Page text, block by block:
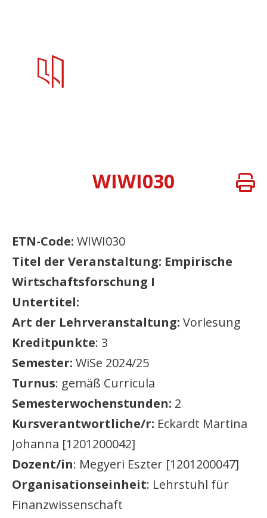
WIWI030
ETN-Code: WIWI030
Titel der Veranstaltung: Empirische
Wirtschaftsforschung I
Untertitel:
Art der Lehrveranstaltung: Vorlesung
Kreditpunkte: 3
Semester: WiSe 2024/25
Turnus: gemäß Curricula
Semesterwochenstunden: 2
Kursverantwortliche/r: Eckardt Martina
Johanna [1201200042]
Dozent/in: Megyeri Eszter [1201200047]
Organisationseinheit: Lehrstuhl für
Finanzwissenschaft